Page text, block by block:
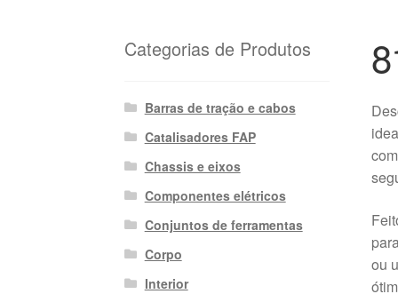
ou
Categorias de Produtos
Barras de tração e cabos
Catalisadores FAP
Chassis e eixos
Componentes elétricos
Conjuntos de ferramentas
Corpo
Interior